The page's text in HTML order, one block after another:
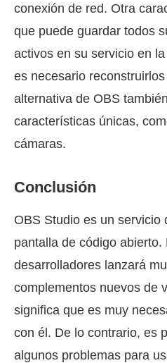
conexión de red. Otra
que puede guardar todos
activos en su servicio en
es necesario
alternativa de OBS
características únicas,
cámaras.
Conclusión
OBS Studio es un servicio
pantalla de código abierto.
desarrolladores lanzará
complementos nuevos de
significa que es muy
con él. De lo contrario, es
algunos problemas para